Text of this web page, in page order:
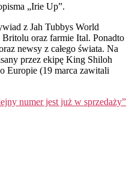
„Irie Up”.
z Jah Tubbys World
Britolu oraz farmie Ital. Ponadto
newsy z całego świata. Na
przez ekipę King Shiloh
Europie (19 marca zawitali
numer jest już w sprzedaży”